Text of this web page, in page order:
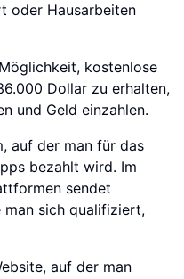
oder Hausarbeiten
kostenlose
Dollar zu erhalten,
und Geld einzahlen.
auf der man für das
bezahlt wird. Im
sendet
man sich qualifiziert,
auf der man